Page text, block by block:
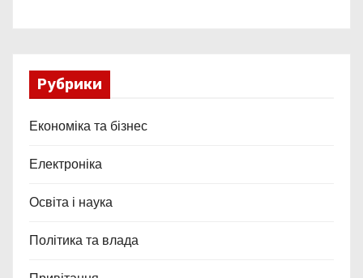
Рубрики
Економіка та бізнес
Електроніка
Освіта і наука
Політика та влада